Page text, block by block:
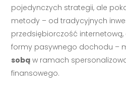
pojedynczych strategii, ale
metody – od tradycyjnych
przedsiębiorczość
formy pasywnego dochodu –
sobą w ramach
finansowego.